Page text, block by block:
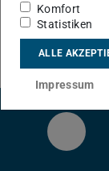
Ordnung M Sc
(PDF-Datei, 5941kB)
(PDF-Datei,
Komfort
Statistiken
ALLE
Impressum